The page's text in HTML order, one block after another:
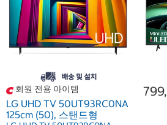
회원 전용 아이템
LG UHD TV 50UT93RC0NA
125cm (50), 스탠드형